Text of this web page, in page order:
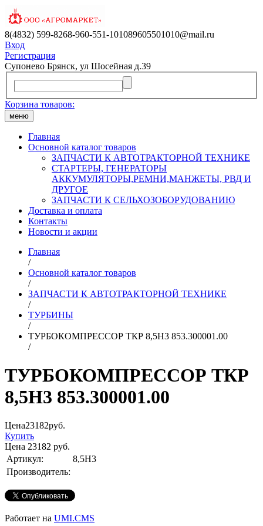
8(4832) 599-8268-960-551-101089605501010@mail.ru
Вход
Регистрация
Супонево Брянск, ул Шосейная д.39
Корзина товаров:
меню
Главная
Основной каталог товаров
ЗАПЧАСТИ К АВТОТРАКТОРНОЙ ТЕХНИКЕ
СТАРТЕРЫ, ГЕНЕРАТОРЫ
АККУМУЛЯТОРЫ,РЕМНИ,МАНЖЕТЫ, РВД И
ДРУГОЕ
ЗАПЧАСТИ К СЕЛЬХОЗОБОРУДОВАНИЮ
Доставка и оплата
Контакты
Новости и акции
Главная
/
Основной каталог товаров
/
ЗАПЧАСТИ К АВТОТРАКТОРНОЙ ТЕХНИКЕ
/
ТУРБИНЫ
/
ТУРБОКОМПРЕССОР ТКР 8,5Н3 853.300001.00
/
ТУРБОКОМПРЕССОР ТКР
8,5Н3 853.300001.00
Цена23182руб.
Купить
Цена 23182 руб.
Артикул:
8,5Н3
Производитель:
Работает на UMI.CMS